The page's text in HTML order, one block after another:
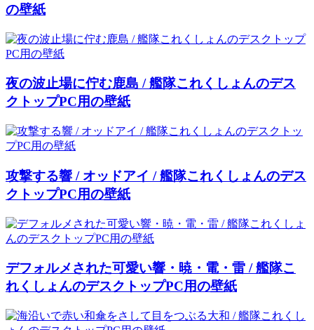
の壁紙
夜の波止場に佇む鹿島 / 艦隊これくしょんのデス
クトップPC用の壁紙
攻撃する響 / オッドアイ / 艦隊これくしょんのデス
クトップPC用の壁紙
デフォルメされた可愛い響・暁・電・雷 / 艦隊こ
れくしょんのデスクトップPC用の壁紙